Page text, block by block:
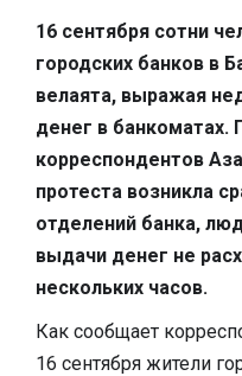
16 сентября сотни
городских банков в
велаята, выражая
денег в банкоматах.
корреспондентов
протеста возникла
отделений банка,
выдачи денег не
нескольких часов.
Как сообщает
16 сентября жители